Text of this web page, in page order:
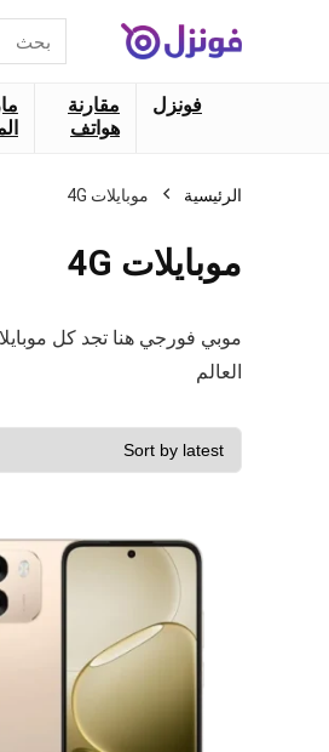
عن:
فونزل
مقارنة
هواتف
الرئيسية موبايلات 4G
موبايلات 4G
موبي فورجي هنا تجد كل
العالم